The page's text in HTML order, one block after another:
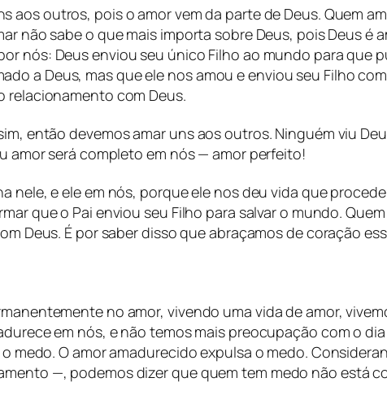
aos outros, pois o amor vem da parte de Deus. Quem
não sabe o que mais importa sobre Deus, pois Deus é
nós: Deus enviou seu único Filho ao mundo para que
a Deus, mas que ele nos amou e enviou seu Filho
relacionamento com Deus.
então devemos amar uns aos outros. Ninguém viu
amor será completo em nós — amor perfeito!
nele, e ele em nós, porque ele nos deu vida que
que o Pai enviou seu Filho para salvar o mundo.
Deus. É por saber disso que abraçamos de coração
no amor, vivendo uma vida de amor,
em nós, e não temos mais preocupação com o
medo. O amor amadurecido expulsa o medo.
—, podemos dizer que quem tem medo não está